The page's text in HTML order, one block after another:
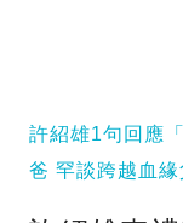
許紹雄1句回應
爸 罕談跨越血緣